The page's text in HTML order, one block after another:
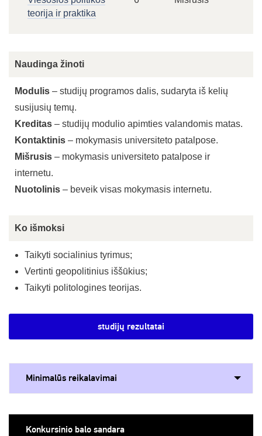
teorija ir praktika
Naudinga žinoti
Modulis – studijų programos dalis, sudaryta iš kelių
susijusių temų.
Kreditas – studijų modulio apimties valandomis matas.
Kontaktinis – mokymasis universiteto patalpose.
Mišrusis – mokymasis universiteto patalpose ir
internetu.
Nuotolinis – beveik visas mokymasis internetu.
Ko išmoksi
Taikyti socialinius tyrimus;
Vertinti geopolitinius iššūkius;
Taikyti politologines teorijas.
studijų rezultatai
Minimalūs reikalavimai
Konkursinio balo sandara